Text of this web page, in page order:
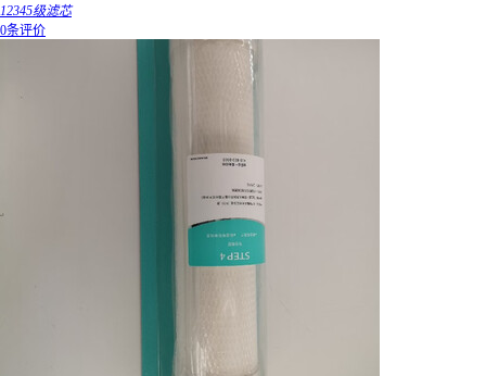
12345级滤芯
0条评价